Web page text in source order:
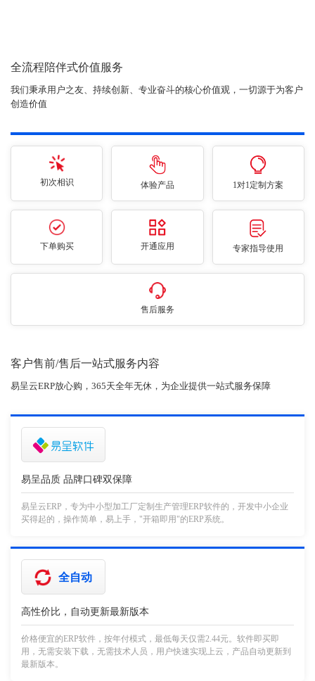
全流程陪伴式价值服务
我们秉承用户之友、持续创新、专业奋斗的核心价值观，一切源于为客户
创造价值
初次相识 体验产品 1对1定制方案
下单购买 开通应用 专家指导使用
售后服务
客户售前/售后一站式服务内容
易呈云ERP放心购，365天全年无休，为企业提供一站式服务保障
易呈品质 品牌口碑双保障
易呈云ERP，专为中小型加工厂定制生产管理ERP软件的，开发中小企业
买得起的，操作简单，易上手，"开箱即用"的ERP系统。
全自动
高性价比，自动更新最新版本
价格便宜的ERP软件，按年付模式，最低每天仅需2.44元。软件即买即
用，无需安装下载，无需技术人员，用户快速实现上云，产品自动更新到
最新版本。